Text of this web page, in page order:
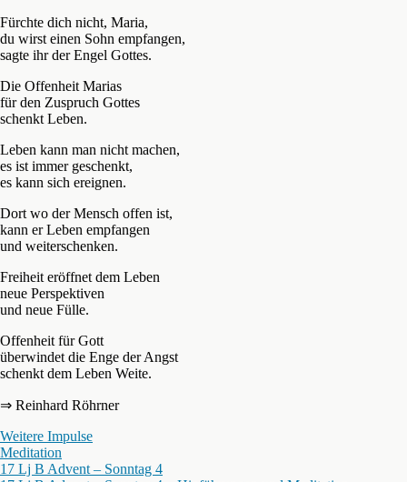
Fürchte dich nicht, Maria,
du wirst einen Sohn empfangen,
sagte ihr der Engel Gottes.
Die Offenheit Marias
für den Zuspruch Gottes
schenkt Leben.
Leben kann man nicht machen,
es ist immer geschenkt,
es kann sich ereignen.
Dort wo der Mensch offen ist,
kann er Leben empfangen
und weiterschenken.
Freiheit eröffnet dem Leben
neue Perspektiven
und neue Fülle.
Offenheit für Gott
überwindet die Enge der Angst
schenkt dem Leben Weite.
⇒ Reinhard Röhrner
Weitere Impulse
Meditation
17 Lj B Advent – Sonntag 4